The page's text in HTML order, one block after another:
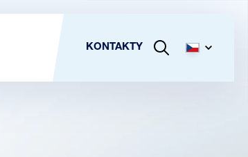
KONTAKTY